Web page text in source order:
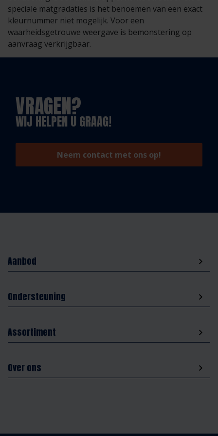
speciale matgradaties is het benoemen van een exact
kleurnummer niet mogelijk. Voor een
waarheidsgetrouwe weergave is bemonstering op
aanvraag verkrijgbaar.
VRAGEN?
WIJ HELPEN U GRAAG!
Neem contact met ons op!
Aanbod
Ondersteuning
Assortiment
Over ons